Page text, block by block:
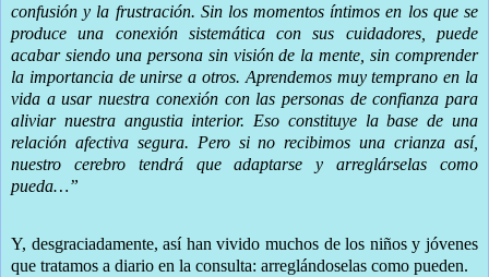
confusión y la frustración. Sin los momentos íntimos en los que se
produce una conexión sistemática con sus cuidadores, puede
acabar siendo una persona sin visión de la mente, sin comprender
la importancia de unirse a otros. Aprendemos muy temprano en la
vida a usar nuestra conexión con las personas de confianza para
aliviar nuestra angustia interior. Eso constituye la base de una
relación afectiva segura. Pero si no recibimos una crianza así,
nuestro cerebro tendrá que adaptarse y arreglárselas como
pueda…”
Y, desgraciadamente, así han vivido muchos de los niños y jóvenes
que tratamos a diario en la consulta: arreglándoselas como pueden.